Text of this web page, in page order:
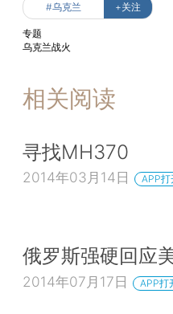
#乌克兰 +关注
专题
乌克兰战火
相关阅读
寻找MH370
2014年03月14日 APP打
俄罗斯强硬回应
2014年07月17日 APP打